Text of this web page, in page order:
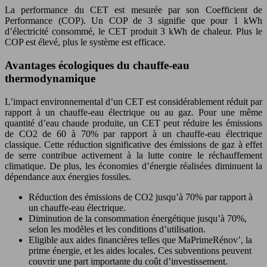
La performance du CET est mesurée par son Coefficient de
Performance (COP). Un COP de 3 signifie que pour 1 kWh
d’électricité consommé, le CET produit 3 kWh de chaleur. Plus le
COP est élevé, plus le système est efficace.
Avantages écologiques du chauffe-eau
thermodynamique
L’impact environnemental d’un CET est considérablement réduit par
rapport à un chauffe-eau électrique ou au gaz. Pour une même
quantité d’eau chaude produite, un CET peut réduire les émissions
de CO2 de 60 à 70% par rapport à un chauffe-eau électrique
classique. Cette réduction significative des émissions de gaz à effet
de serre contribue activement à la lutte contre le réchauffement
climatique. De plus, les économies d’énergie réalisées diminuent la
dépendance aux énergies fossiles.
Réduction des émissions de CO2 jusqu’à 70% par rapport à
un chauffe-eau électrique.
Diminution de la consommation énergétique jusqu’à 70%,
selon les modèles et les conditions d’utilisation.
Eligible aux aides financières telles que MaPrimeRénov’, la
prime énergie, et les aides locales. Ces subventions peuvent
couvrir une part importante du coût d’investissement.